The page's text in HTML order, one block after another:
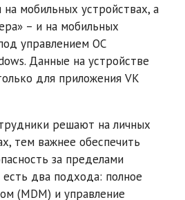
мобильных устройствах, а
– и на мобильных
управлением ОС
Данные на устройстве
для приложения VK
решают на личных
тем важнее обеспечить
за пределами
два подхода: полное
(MDM) и управление